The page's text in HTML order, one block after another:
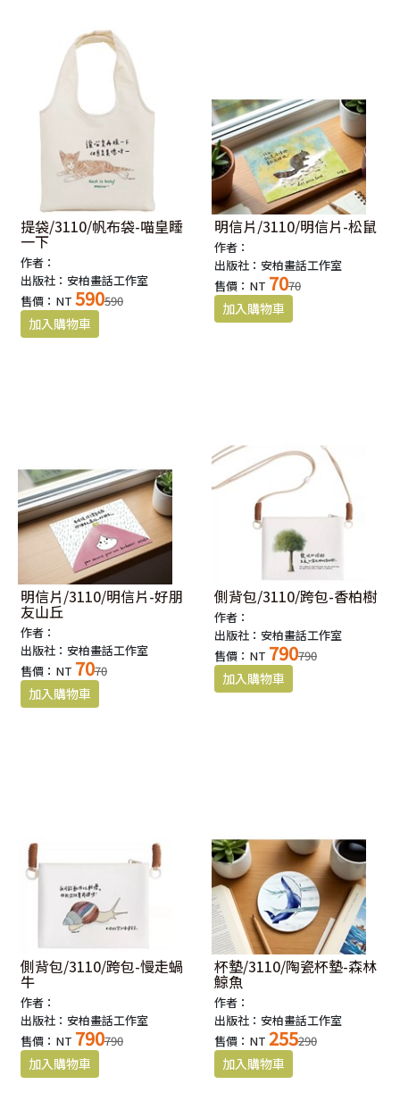
提袋/3110/帆布袋-喵皇睡
一下
作者：
出版社：安柏畫話工作室
售價：NT 590590
明信片/3110/明信片-松鼠
作者：
出版社：安柏畫話工作室
售價：NT 7070
明信片/3110/明信片-好朋
友山丘
作者：
出版社：安柏畫話工作室
售價：NT 7070
側背包/3110/跨包-香柏樹
作者：
出版社：安柏畫話工作室
售價：NT 790790
側背包/3110/跨包-慢走蝸
牛
作者：
出版社：安柏畫話工作室
售價：NT 790790
杯墊/3110/陶瓷杯墊-森林
鯨魚
作者：
出版社：安柏畫話工作室
售價：NT 255290